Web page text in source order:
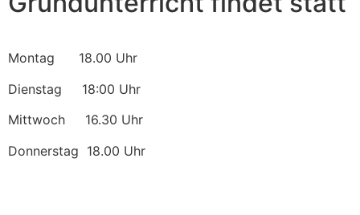
Montag 18.00 Uhr
Dienstag 18:00 Uhr
Mittwoch 16.30 Uhr
Donnerstag 18.00 Uhr